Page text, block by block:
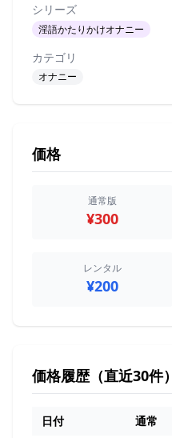
シリーズ
淫語かたりかけオナニー
カテゴリ
オナニー
価格
通常版
¥300
レンタル
¥200
価格履歴（直近30件）
日付 通常